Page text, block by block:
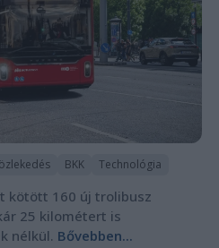
BKK Technológia
kötött 160 új trolibusz
25 kilométert is
nélkül. Bővebben...